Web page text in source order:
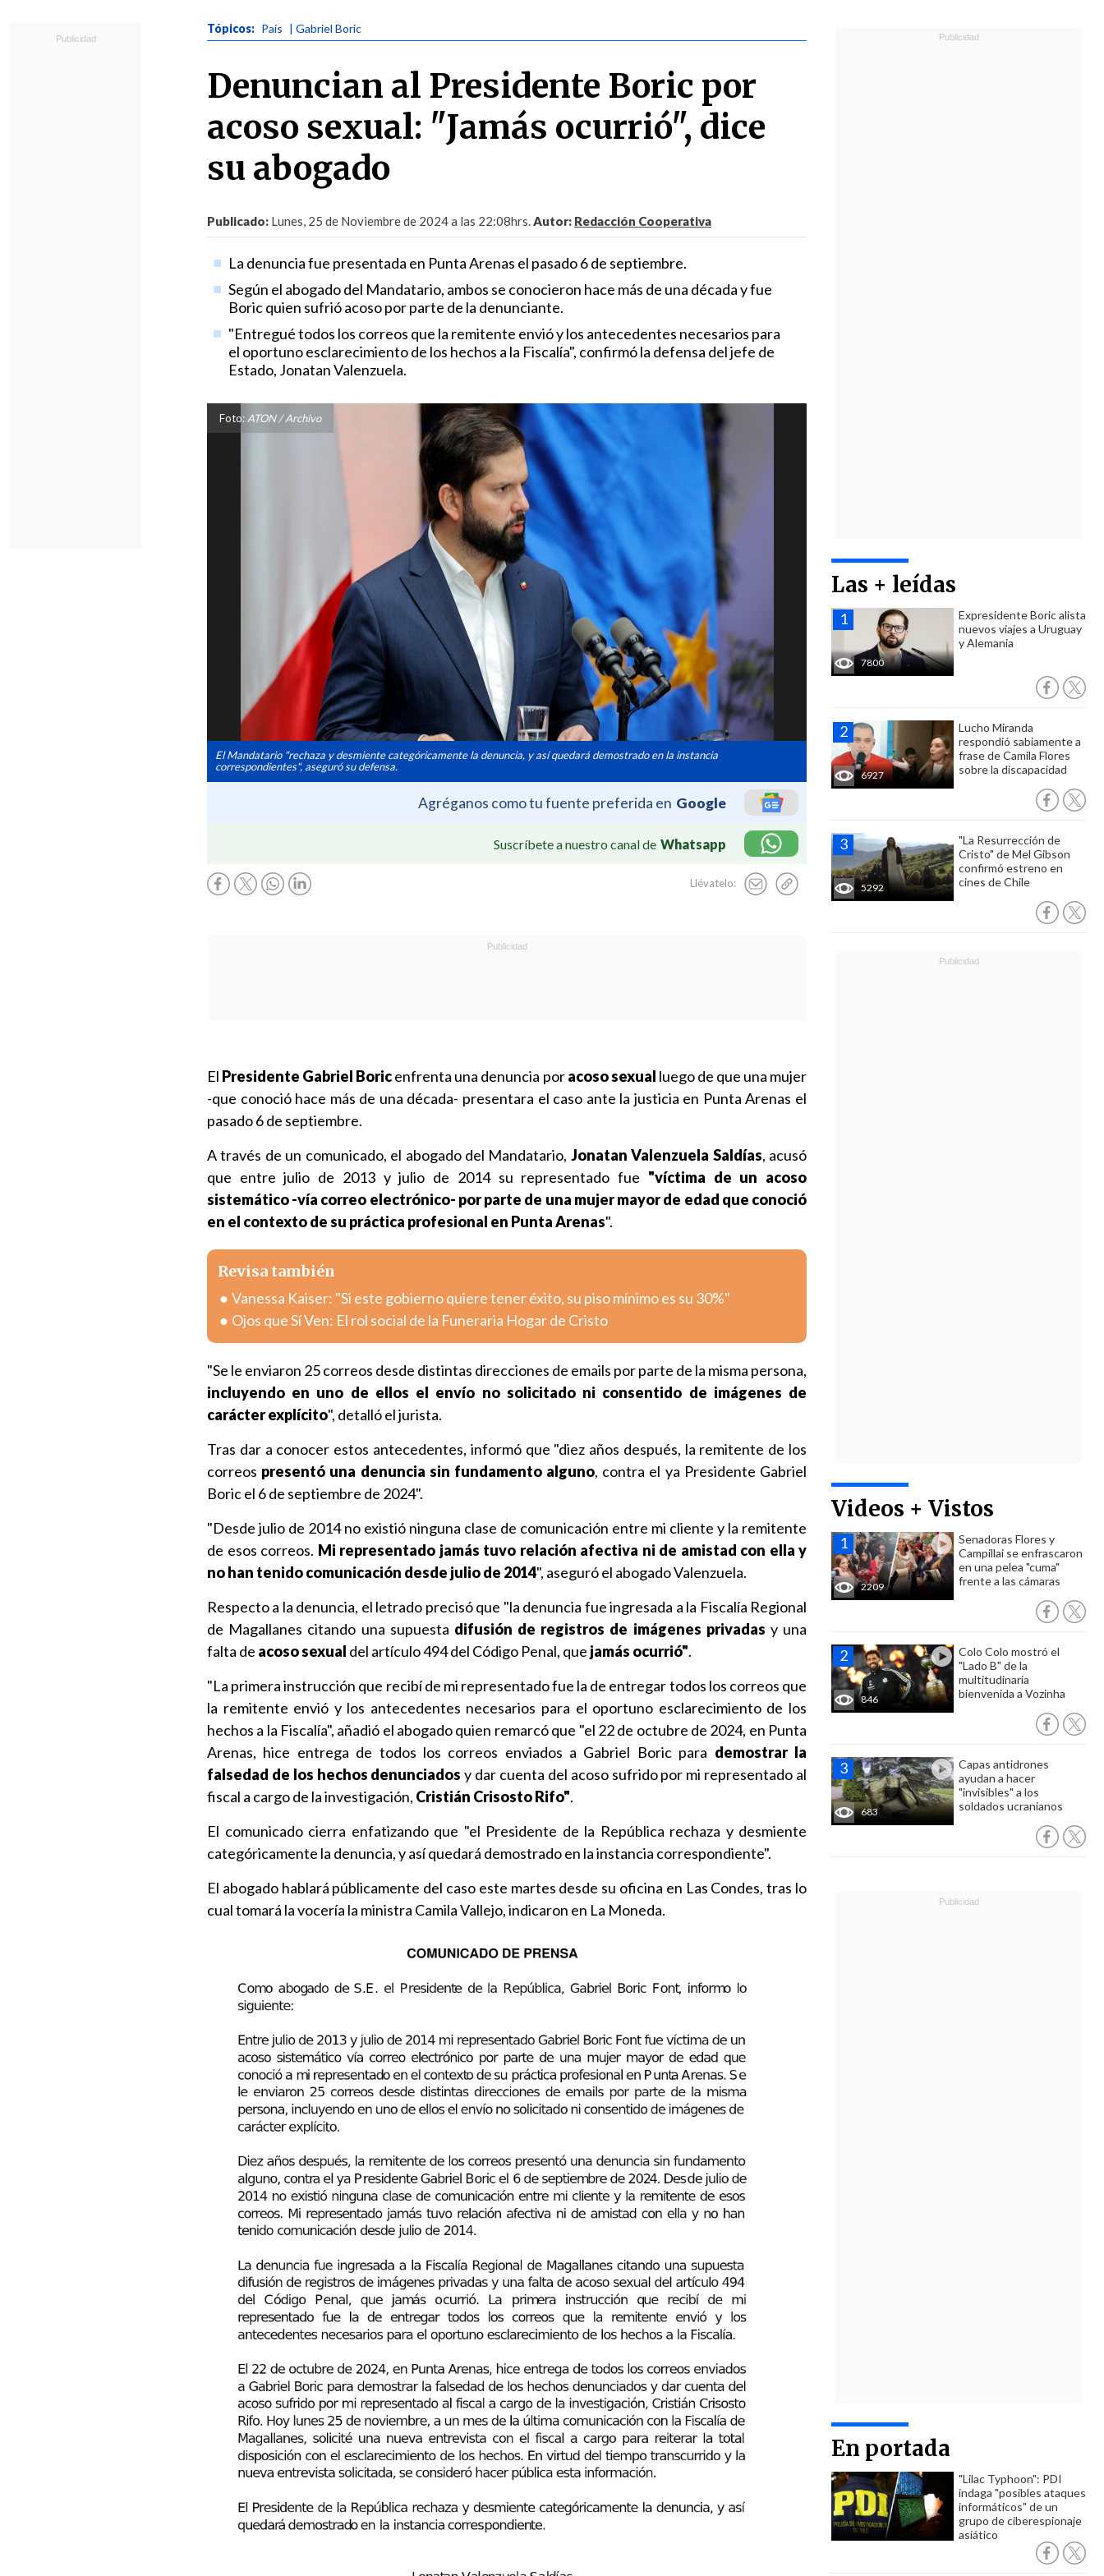
Tópicos: País | Gabriel Boric
Denuncian al Presidente Boric por
acoso sexual: "Jamás ocurrió", dice
su abogado
Publicado: Lunes, 25 de Noviembre de 2024 a las 22:08hrs.Autor: Redacción Cooperativa
La denuncia fue presentada en Punta Arenas el pasado 6 de septiembre.
Según el abogado del Mandatario, ambos se conocieron hace más de una década y fue
Boric quien sufrió acoso por parte de la denunciante.
"Entregué todos los correos que la remitente envió y los antecedentes necesarios para
el oportuno esclarecimiento de los hechos a la Fiscalía", confirmó la defensa del jefe de
Estado, Jonatan Valenzuela.
Foto: ATON / Archivo
El Mandatario "rechaza y desmiente categóricamente la denuncia, y así quedará demostrado en la instancia
correspondientes", aseguró su defensa.
Agréganos como tu fuente preferida en Google
Suscríbete a nuestro canal de Whatsapp
Llévatelo:
Las + leídas
7800
Expresidente Boric alista
nuevos viajes a Uruguay
y Alemania
6927
Lucho Miranda
respondió sabiamente a
frase de Camila Flores
sobre la discapacidad
5292
"La Resurrección de
Cristo" de Mel Gibson
confirmó estreno en
cines de Chile
Videos + Vistos
2209
Senadoras Flores y
Campillai se enfrascaron
en una pelea "cuma"
frente a las cámaras
846
Colo Colo mostró el
"Lado B" de la
multitudinaria
bienvenida a Vozinha
683
Capas antidrones
ayudan a hacer
"invisibles" a los
soldados ucranianos
En portada
"Lilac Typhoon": PDI
indaga "posibles ataques
informáticos" de un
grupo de ciberespionaje
asiático
El Presidente Gabriel Boricenfrenta una denuncia poracoso sexual luego de que una mujer
-que conoció hace más de una década- presentara el caso ante la justicia en Punta Arenas el
pasado 6 de septiembre.
A través de un comunicado, el abogado del Mandatario, Jonatan Valenzuela Saldías, acusó
que entre julio de 2013 y julio de 2014 su representado fue "víctima de un acoso
sistemático -vía correo electrónico- por parte de una mujer mayor de edad que conoció
en el contexto de su práctica profesional en Punta Arenas".
Revisa también
Vanessa Kaiser: "Si este gobierno quiere tener éxito, su piso mínimo es su 30%"
Ojos que Sí Ven: El rol social de la Funeraria Hogar de Cristo
"Se le enviaron 25 correos desde distintas direcciones de emails por parte de la misma persona,
incluyendo en uno de ellos el envío no solicitado ni consentido de imágenes de
carácter explícito", detalló el jurista.
Tras dar a conocer estos antecedentes, informó que "diez años después, la remitente de los
correos presentó una denuncia sin fundamento alguno, contra el ya Presidente Gabriel
Boric el 6 de septiembre de 2024".
"Desde julio de 2014 no existió ninguna clase de comunicación entre mi cliente y la remitente
de esos correos. Mi representado jamás tuvo relación afectiva ni de amistad con ella y
no han tenido comunicación desde julio de 2014", aseguró el abogado Valenzuela.
Respecto a la denuncia, el letrado precisó que "la denuncia fue ingresada a la Fiscalía Regional
de Magallanes citando una supuesta difusión de registros de imágenes privadas y una
falta de acoso sexual del artículo 494 del Código Penal, que jamás ocurrió".
"La primera instrucción que recibí de mi representado fue la de entregar todos los correos que
la remitente envió y los antecedentes necesarios para el oportuno esclarecimiento de los
hechos a la Fiscalía", añadió el abogado quien remarcó que "el 22 de octubre de 2024, en Punta
Arenas, hice entrega de todos los correos enviados a Gabriel Boric para demostrar la
falsedad de los hechos denunciados y dar cuenta del acoso sufrido por mi representado al
fiscal a cargo de la investigación, Cristián Crisosto Rifo".
El comunicado cierra enfatizando que "el Presidente de la República rechaza y desmiente
categóricamente la denuncia, y así quedará demostrado en la instancia correspondiente".
El abogado hablará públicamente del caso este martes desde su oficina en Las Condes, tras lo
cual tomará la vocería la ministra Camila Vallejo, indicaron en La Moneda.